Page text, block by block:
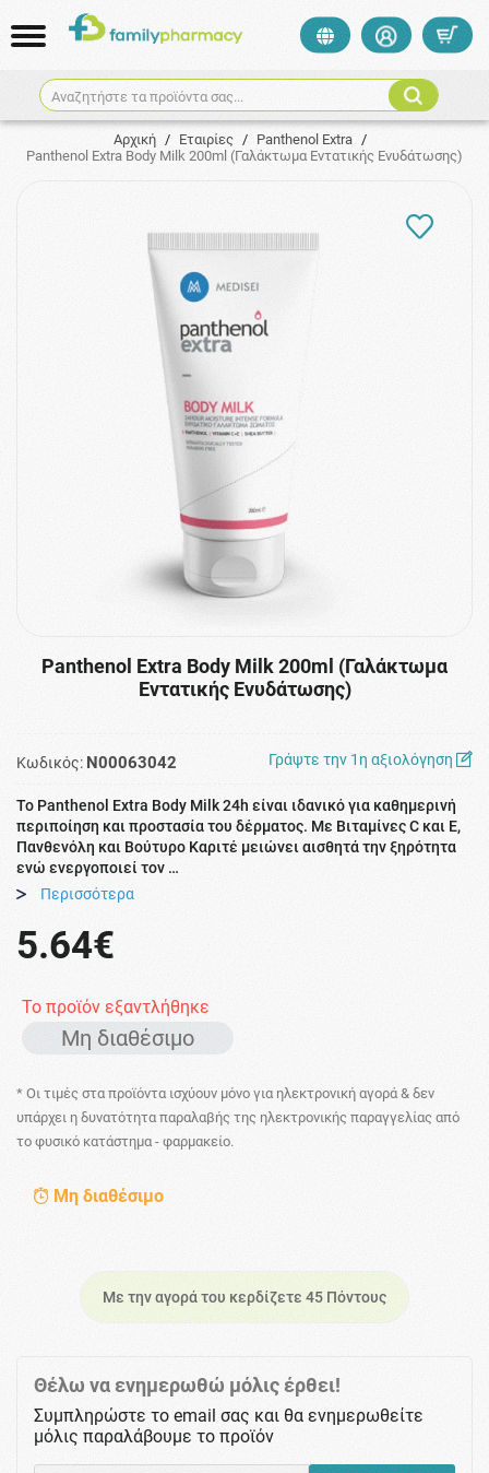
Αναζητήστε τα προϊόντα σας...
Αρχική / Εταιρίες / Panthenol Extra /
Panthenol Extra Body Milk 200ml (Γαλάκτωμα Eντατικής Eνυδάτωσης)
Panthenol Extra Body Milk 200ml (Γαλάκτωμα
Eντατικής Eνυδάτωσης)
Κωδικός: N00063042 Γράψτε την 1η αξιολόγηση
Το Panthenol Extra Body Milk 24h είναι ιδανικό για καθημερινή
περιποίηση και προστασία του δέρματος. Με Βιταμίνες C και Ε,
Πανθενόλη και Βούτυρο Καριτέ μειώνει αισθητά την ξηρότητα
ενώ ενεργοποιεί τον …
Περισσότερα
5.64€
* Οι τιμές στα προϊόντα ισχύουν μόνο για ηλεκτρονική αγορά & δεν
υπάρχει η δυνατότητα παραλαβής της ηλεκτρονικής παραγγελίας από
το φυσικό κατάστημα - φαρμακείο.
Μη διαθέσιμο
Με την αγορά του κερδίζετε 45 Πόντους
Το προϊόν εξαντλήθηκε
Μη διαθέσιμο
Θέλω να ενημερωθώ μόλις έρθει!
Συμπληρώστε το email σας και θα ενημερωθείτε
μόλις παραλάβουμε το προϊόν